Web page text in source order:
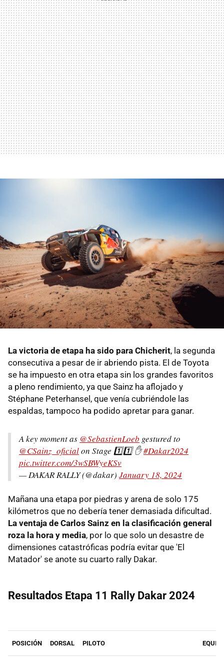
La victoria de etapa ha sido para Chicherit, la segunda
consecutiva a pesar de ir abriendo pista. El de Toyota
se ha impuesto en otra etapa sin los grandes favoritos
a pleno rendimiento, ya que Sainz ha aflojado y
Stéphane Peterhansel, que venía cubriéndole las
espaldas, tampoco ha podido apretar para ganar.
A key moment as @SebastienLoeb gestured to
@CSainz_oficialon Stage 1️⃣1️⃣ ✋#Dakar2024
pic.twitter.com/3wSBWyeKSv
— DAKAR RALLY (@dakar) January 18, 2024
Mañana una etapa por piedras y arena de solo 175
kilómetros que no debería tener demasiada dificultad.
La ventaja de Carlos Sainz en la clasificación general
roza la hora y media, por lo que solo un desastre de
dimensiones catastróficas podría evitar que 'El
Matador' se anote su cuarto rally Dakar.
Resultados Etapa 11 Rally Dakar 2024
POSICIÓN DORSAL PILOTO